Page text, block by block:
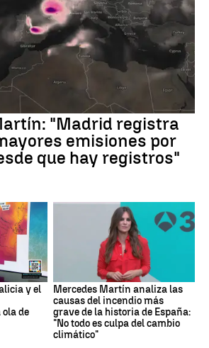
"Madrid registra
emisiones por
que hay registros"
y el
de
Mercedes Martín analiza las
causas del incendio más
grave de la historia de España:
"No todo es culpa del cambio
climático"